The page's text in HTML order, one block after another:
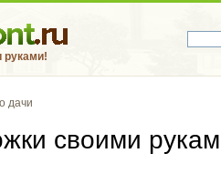
руками!
дачи
своими